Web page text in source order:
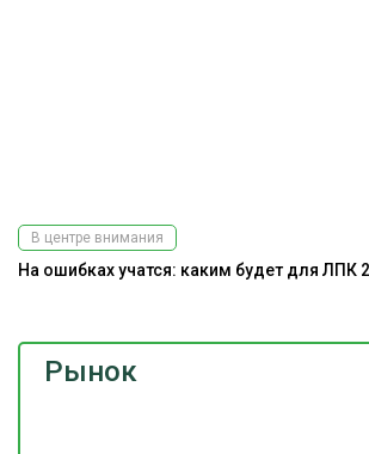
Рынок
В центре внимания
На ошибках учатся: каким будет для ЛПК